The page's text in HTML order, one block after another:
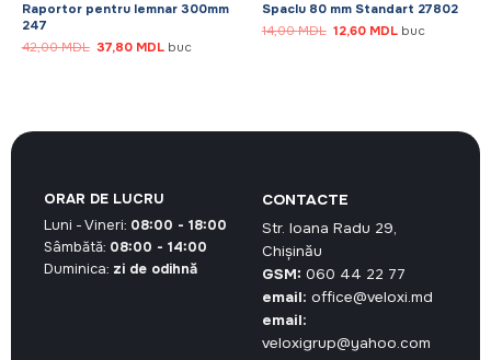
Raportor pentru lemnar 300mm
247
42,00MDL Prețul
inițial
37,80 MDLPrețul
buc
Spaclu 80 mm Standart 27802
14,00MDL Prețul
inițial
12,60 MDLPrețul
buc
CONTACTE
Str. Ioana Radu 29,
Chișinău
GSM: 060 44 22 77
email: office@veloxi.md
email:
veloxigrup@yahoo.com
ORAR DE LUCRU
Luni - Vineri: 08:00 - 18:00
Sâmbătă: 08:00 - 14:00
Duminica: zi de odihnă